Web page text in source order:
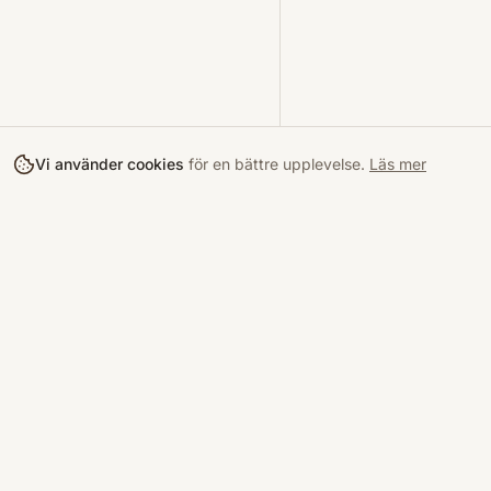
Vi använder cookies för en bättre upplevelse. Läs mer